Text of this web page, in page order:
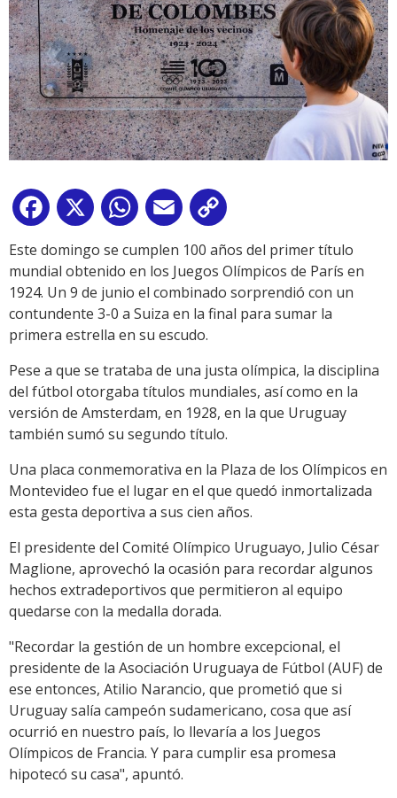
Facebook
X WhatsApp
Email
Link
Este domingo se cumplen 100 años del primer título
mundial obtenido en los Juegos Olímpicos de París en
1924. Un 9 de junio el combinado sorprendió con un
contundente 3-0 a Suiza en la final para sumar la
primera estrella en su escudo.
Pese a que se trataba de una justa olímpica, la disciplina
del fútbol otorgaba títulos mundiales, así como en la
versión de Amsterdam, en 1928, en la que Uruguay
también sumó su segundo título.
Una placa conmemorativa en la Plaza de los Olímpicos en
Montevideo fue el lugar en el que quedó inmortalizada
esta gesta deportiva a sus cien años.
El presidente del Comité Olímpico Uruguayo, Julio César
Maglione, aprovechó la ocasión para recordar algunos
hechos extradeportivos que permitieron al equipo
quedarse con la medalla dorada.
"Recordar la gestión de un hombre excepcional, el
presidente de la Asociación Uruguaya de Fútbol (AUF) de
ese entonces, Atilio Narancio, que prometió que si
Uruguay salía campeón sudamericano, cosa que así
ocurrió en nuestro país, lo llevaría a los Juegos
Olímpicos de Francia. Y para cumplir esa promesa
hipotecó su casa", apuntó.